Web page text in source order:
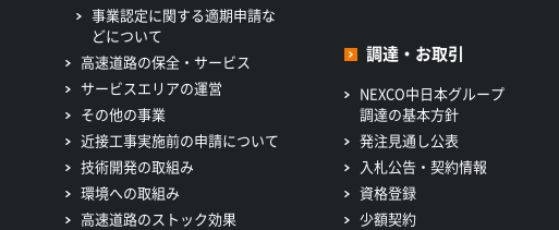
事業認定に関する適期申請な
どについて
高速道路の保全・サービス
サービスエリアの運営
その他の事業
近接工事実施前の申請について
技術開発の取組み
環境への取組み
高速道路のストック効果
調達・お取引
NEXCO中日本グループ
調達の基本方針
発注見通し公表
入札公告・契約情報
資格登録
少額契約